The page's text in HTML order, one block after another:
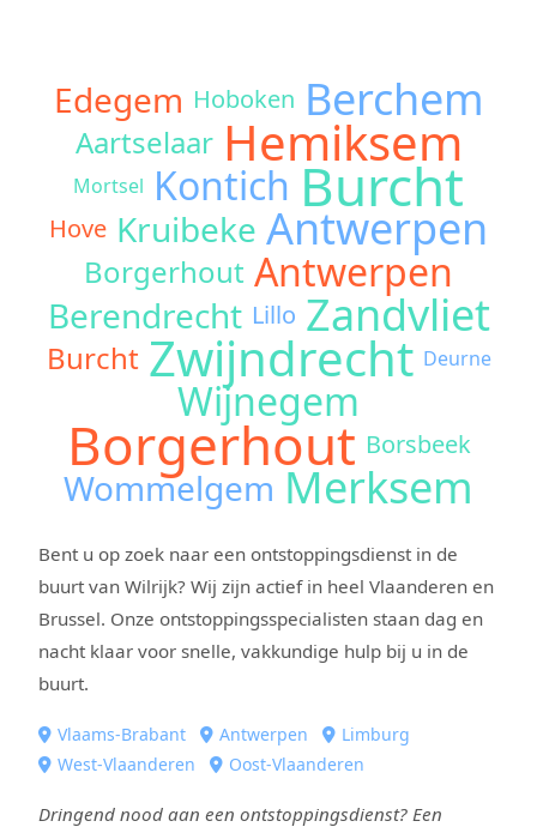
Edegem Hoboken Berchem
Aartselaar Hemiksem
Mortsel Kontich Burcht
Hove Kruibeke Antwerpen
Borgerhout Antwerpen
Berendrecht Lillo Zandvliet
Burcht Zwijndrecht Deurne
Wijnegem
Borgerhout Borsbeek
Wommelgem Merksem
Bent u op zoek naar een ontstoppingsdienst in de
buurt van Wilrijk? Wij zijn actief in heel Vlaanderen en
Brussel. Onze ontstoppingsspecialisten staan dag en
nacht klaar voor snelle, vakkundige hulp bij u in de
buurt.
Vlaams-Brabant Antwerpen
Limburg
West-Vlaanderen
Oost-Vlaanderen
Dringend nood aan een ontstoppingsdienst? Een